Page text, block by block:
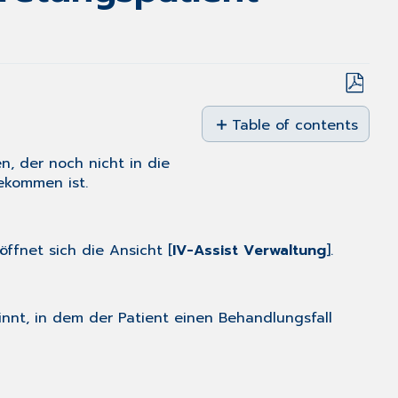
Save
as
PDF
Table of contents
No
der noch nicht in die
ist.
sich die Ansicht [IV-Assist Verwaltung].
in dem der Patient einen Behandlungsfall